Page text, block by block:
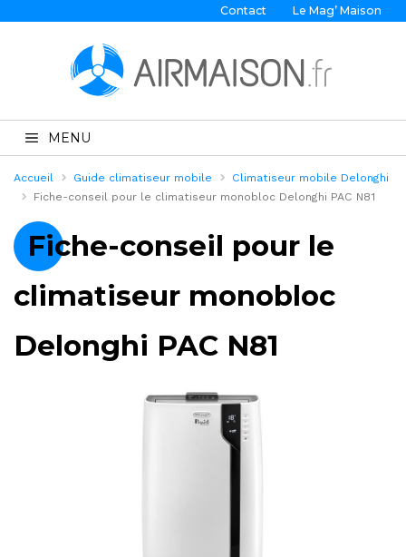
Contact Le Mag’ Maison
MENU
Accueil Guide climatiseur mobile
Climatiseur mobile Delonghi
Fiche-conseil pour le climatiseur monobloc Delonghi PAC N81
Fiche-conseil pour le
climatiseur monobloc
Delonghi PAC N81